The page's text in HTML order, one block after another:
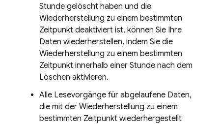
Stunde gelöscht haben und die
Wiederherstellung zu einem bestimmten
Zeitpunkt deaktiviert ist, können Sie Ihre
Daten wiederherstellen, indem Sie die
Wiederherstellung zu einem bestimmten
Zeitpunkt innerhalb einer Stunde nach dem
Löschen aktivieren.
Alle Lesevorgänge für abgelaufene Daten,
die mit der Wiederherstellung zu einem
bestimmten Zeitpunkt wiederhergestellt